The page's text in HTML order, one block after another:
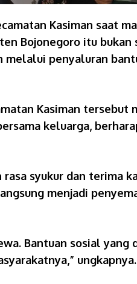
Kasiman saat
Bojonegoro itu
penyaluran
Kasiman
keluarga,
syukur dan terima
menjadi
Bantuan sosial
ungkapnya.